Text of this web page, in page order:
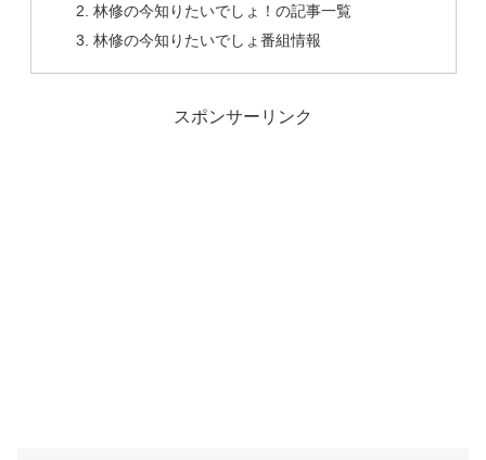
林修の今知りたいでしょ！の記事一覧
林修の今知りたいでしょ番組情報
スポンサーリンク